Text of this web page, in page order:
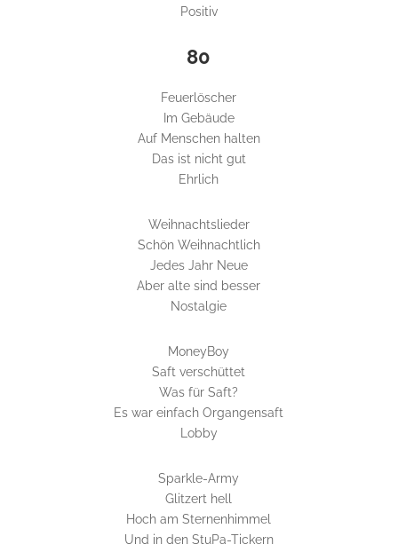
Positiv
80
Feuerlöscher
Im Gebäude
Auf Menschen halten
Das ist nicht gut
Ehrlich
Weihnachtslieder
Schön Weihnachtlich
Jedes Jahr Neue
Aber alte sind besser
Nostalgie
MoneyBoy
Saft verschüttet
Was für Saft?
Es war einfach Organgensaft
Lobby
Sparkle-Army
Glitzert hell
Hoch am Sternenhimmel
Und in den StuPa-Tickern